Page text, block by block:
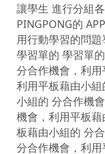
讓學生 進行分組
PINGPONG的
用行動學習的問
學習單的 學習單
分合作機會，利用
利用平板藉由小
小組的 分合作機
機會，利用平板
板藉由小組的 分
分合作機會，利用